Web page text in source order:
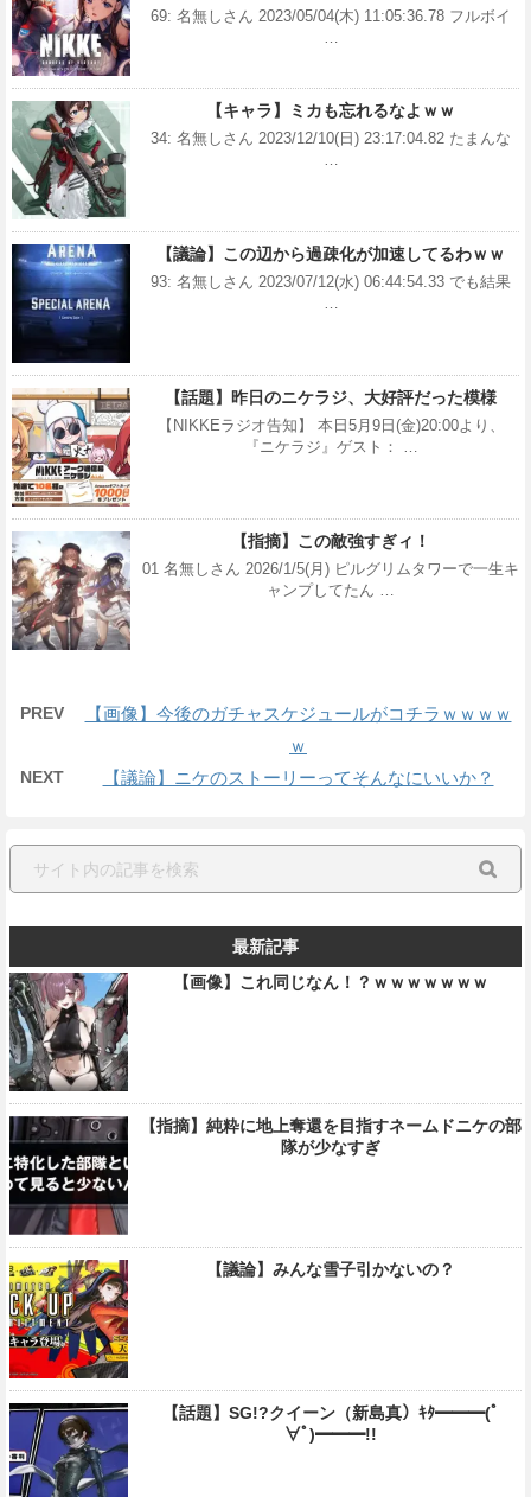
69: 名無しさん 2023/05/04(木) 11:05:36.78 フルボイ
…
【キャラ】ミカも忘れるなよｗｗ
34: 名無しさん 2023/12/10(日) 23:17:04.82 たまんな
…
【議論】この辺から過疎化が加速してるわｗｗ
93: 名無しさん 2023/07/12(水) 06:44:54.33 でも結果
…
【話題】昨日のニケラジ、大好評だった模様
【NIKKEラジオ告知】 本日5月9日(金)20:00より、
『ニケラジ』ゲスト： …
【指摘】この敵強すぎィ！
01 名無しさん 2026/1/5(月) ピルグリムタワーで一生キ
ャンプしてたん …
PREV
【画像】今後のガチャスケジュールがコチラｗｗｗｗ
ｗ
NEXT 【議論】ニケのストーリーってそんなにいいか？
最新記事
【画像】これ同じなん！？ｗｗｗｗｗｗｗ
【指摘】純粋に地上奪還を目指すネームドニケの部
隊が少なすぎ
【議論】みんな雪子引かないの？
【話題】SG!?クイーン（新島真）ｷﾀ━━━(ﾟ
∀ﾟ)━━━!!